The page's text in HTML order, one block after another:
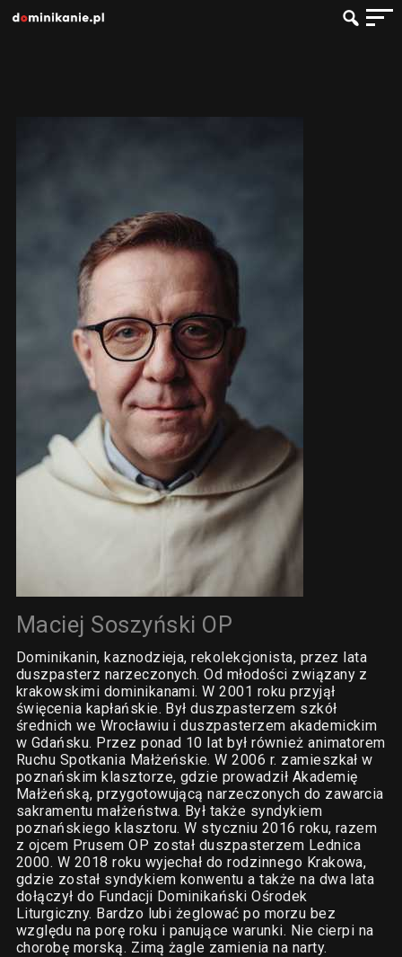
Maciej Soszyński OP
Dominikanin, kaznodzieja, rekolekcjonista, przez lata
duszpasterz narzeczonych. Od młodości związany z
krakowskimi dominikanami. W 2001 roku przyjął
święcenia kapłańskie. Był duszpasterzem szkół
średnich we Wrocławiu i duszpasterzem akademickim
w Gdańsku. Przez ponad 10 lat był również animatorem
Ruchu Spotkania Małżeńskie. W 2006 r. zamieszkał w
poznańskim klasztorze, gdzie prowadził Akademię
Małżeńską, przygotowującą narzeczonych do zawarcia
sakramentu małżeństwa. Był także syndykiem
poznańskiego klasztoru. W styczniu 2016 roku, razem
z ojcem Prusem OP został duszpasterzem Lednica
2000. W 2018 roku wyjechał do rodzinnego Krakowa,
gdzie został syndykiem konwentu a także na dwa lata
dołączył do Fundacji Dominikański Ośrodek
Liturgiczny. Bardzo lubi żeglować po morzu bez
względu na porę roku i panujące warunki. Nie cierpi na
chorobę morską. Zimą żagle zamienia na narty.